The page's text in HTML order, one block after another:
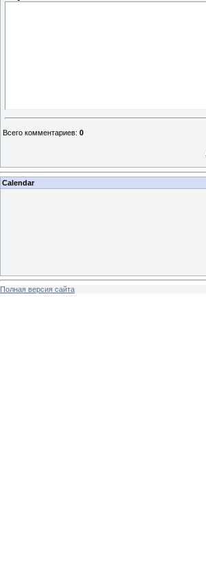
Всего комментариев: 0
Calendar
Полная версия сайта